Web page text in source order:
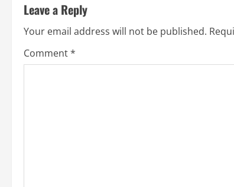
i
n
u
Leave a Reply
Your email address will not be published.
Comment*